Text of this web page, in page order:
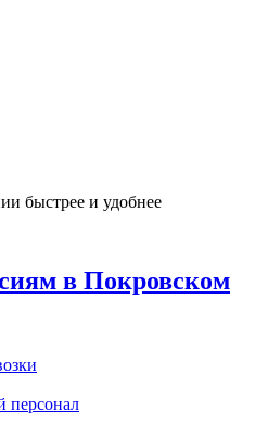
быстрее и удобнее
в Покровском